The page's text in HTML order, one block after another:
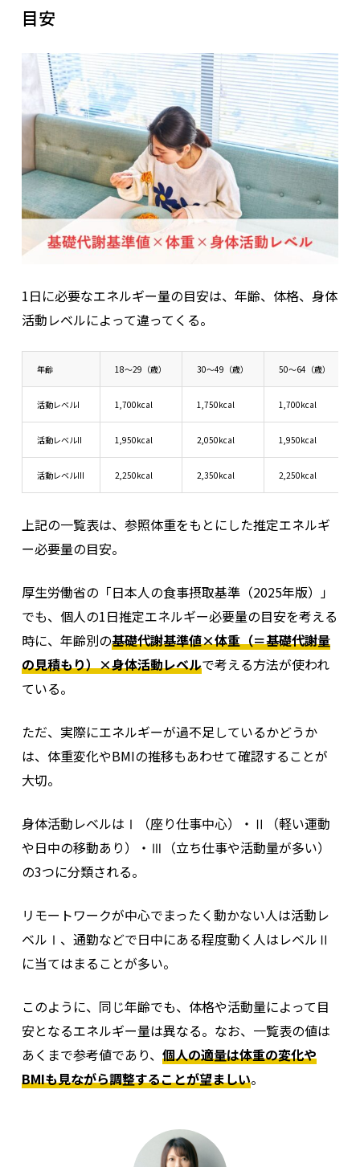
目安
1日に必要なエネルギー量の目安は、年齢、体格、身体
活動レベルによって違ってくる。
年齢 18～29（歳） 30～49（歳） 50～64（歳）
活動レベルI 1,700kcal 1,750kcal 1,700kcal
活動レベルII 1,950kcal 2,050kcal 1,950kcal
活動レベルIII 2,250kcal 2,350kcal 2,250kcal
上記の一覧表は、参照体重をもとにした推定エネルギ
ー必要量の目安。
厚生労働省の「日本人の食事摂取基準（2025年版）」
でも、個人の1日推定エネルギー必要量の目安を考える
時に、年齢別の基礎代謝基準値×体重（＝基礎代謝量
の見積もり）×身体活動レベルで考える方法が使われ
ている。
ただ、実際にエネルギーが過不足しているかどうか
は、体重変化やBMIの推移もあわせて確認することが
大切。
身体活動レベルはⅠ（座り仕事中心）・Ⅱ（軽い運動
や日中の移動あり）・Ⅲ（立ち仕事や活動量が多い）
の3つに分類される。
リモートワークが中心でまったく動かない人は活動レ
ベルⅠ、通勤などで日中にある程度動く人はレベルⅡ
に当てはまることが多い。
このように、同じ年齢でも、体格や活動量によって目
安となるエネルギー量は異なる。なお、一覧表の値は
あくまで参考値であり、 個人の適量は体重の変化や
BMIも見ながら調整することが望ましい。